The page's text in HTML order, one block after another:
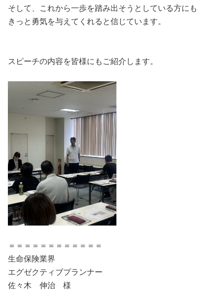
そして、これから一歩を踏み出そうとしている方にも
きっと勇気を与えてくれると信じています。
スピーチの内容を皆様にもご紹介します。
＝＝＝＝＝＝＝＝＝＝＝＝
生命保険業界
エグゼクティブプランナー
佐々木 伸治 様